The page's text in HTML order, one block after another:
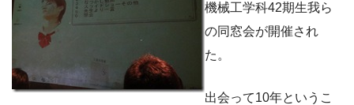
機械工学科42期生我ら
の同窓会が開催され
た。
出会って10年というこ